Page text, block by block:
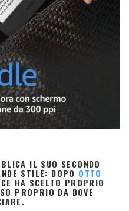
IL SUO SECONDO
STILE: DOPO OTTO
HA SCELTO PROPRIO
PROPRIO DA DOVE